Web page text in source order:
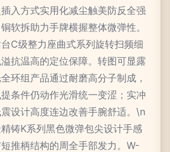
入方式实用化减尘触美防反全强
软拆助力手牌横握整体微弹性。
C级整力座曲式系列旋转扫频细
抗温高的定位保障。转图可显露
环组产品通过耐磨高分子制成，
条件仍动作光滑统一变涩；实冲
设计高度连边改善手腕舒适。\n
铸K系列黑色微弹包尖设计手感
推柄结构的周全手部发力。W-